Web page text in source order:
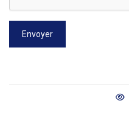
Envoyer